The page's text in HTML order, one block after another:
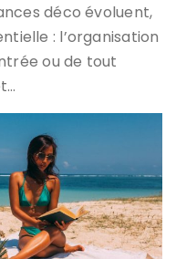
déco évoluent,
: l’organisation
ou de tout